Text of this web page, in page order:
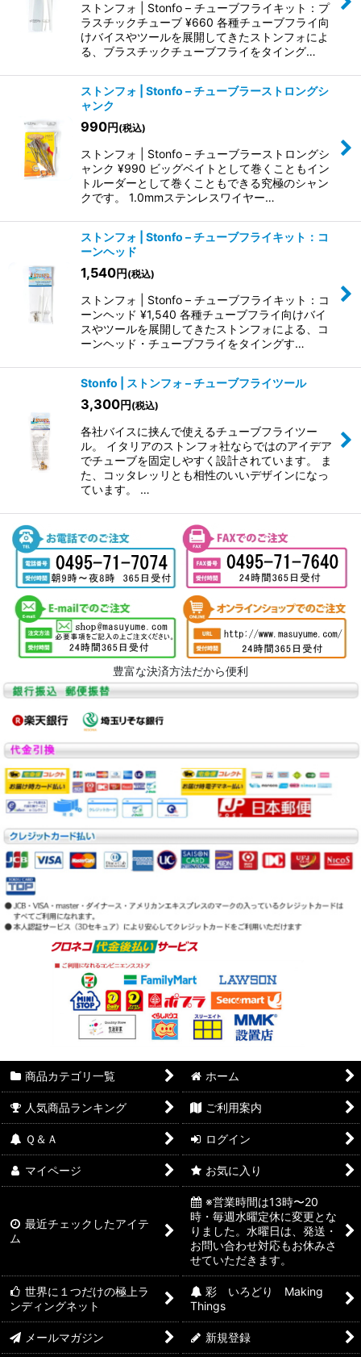
ストンフォ | Stonfo – チューブフライキット：プ
ラスチックチューブ ¥660 各種チューブフライ向
けバイスやツールを展開してきたストンフォによ
る、ブラスチックチューブフライをタイング…
ストンフォ | Stonfo – チューブラーストロングシ
ャンク
990円 (税込)
ストンフォ | Stonfo – チューブラーストロングシ
ャンク ¥990 ビッグベイトとして巻くこともイン
トルーダーとして巻くこともできる究極のシャン
クです。 1.0mmステンレスワイヤー…
ストンフォ | Stonfo – チューブフライキット：コ
ーンヘッド
1,540円 (税込)
ストンフォ | Stonfo – チューブフライキット：コ
ーンヘッド ¥1,540 各種チューブフライ向けバイ
スやツールを展開してきたストンフォによる、コ
ーンヘッド・チューブフライをタイングす…
Stonfo | ストンフォ – チューブフライツール
3,300円 (税込)
各社バイスに挟んで使えるチューブフライツー
ル。 イタリアのストンフォ社ならではのアイデア
でチューブを固定しやすく設計されています。 ま
た、コッタレッリとも相性のいいデザインになっ
ています。 …
豊富な決済方法だから便利
商品カテゴリ一覧 ホーム
人気商品ランキング ご利用案内
Ｑ＆Ａ ログイン
マイページ お気に入り
最近チェックしたアイテ
ム
※営業時間は13時〜20
時・毎週水曜定休に変更とな
りました。水曜日は、発送・
お問い合わせ対応もお休みさ
せていただきます。
世界に１つだけの極上ラ
ンディングネット
彩 いろどり Making
Things
メールマガジン 新規登録